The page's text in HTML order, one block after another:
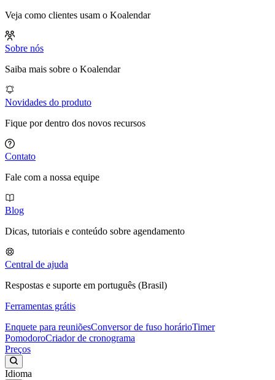
Veja como clientes usam o Koalendar
Sobre nós
Saiba mais sobre o Koalendar
Novidades do produto
Fique por dentro dos novos recursos
Contato
Fale com a nossa equipe
Blog
Dicas, tutoriais e conteúdo sobre agendamento
Central de ajuda
Respostas e suporte em português (Brasil)
Ferramentas grátis
Enquete para reuniõesConversor de fuso horárioTimer
PomodoroCriador de cronograma
Preços
Idioma